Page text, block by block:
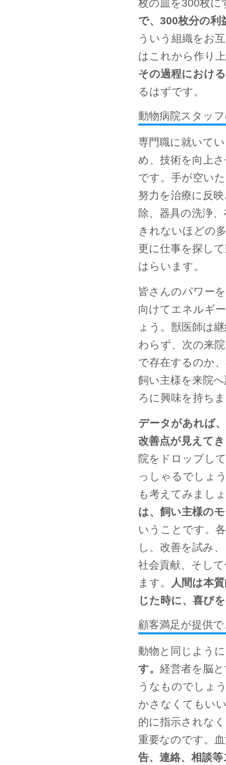
枚の皿を300枚
で、300枚分の
ういう組織をお
はこれから作り
その過程におけ
るはずです。
動物病院スタッ
専門職に就いて
め、技術を向上
です。手が空い
努力を治療に反
除、器具の洗浄
きれないほどの
更に仕事を探し
はらいます。
皆さんのパワー
向けてエネルギ
ょう。獣医師は
わらず、次の来
で存在するのか
飼い主様を来院
ろに興味を持ち
データがあれば
改善点が見えて
院をドロップし
っしゃるでしょ
も考えてみまし
は、飼い主様の
いうことです。
し、改善を試み
社会貢献、そし
ます。
人間は本
じた時に、喜び
顧客満足が提供
動物と同じよう
す。 経営者を脳
うなものでしょ
かさなくてもい
的に指示されな
重要なのです。
告、連絡、相談